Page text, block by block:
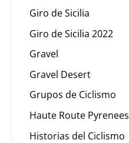
Giro de Sicilia
Giro de Sicilia 2022
Gravel
Gravel Desert
Grupos de Ciclismo
Haute Route Pyrenees
Historias del Ciclismo